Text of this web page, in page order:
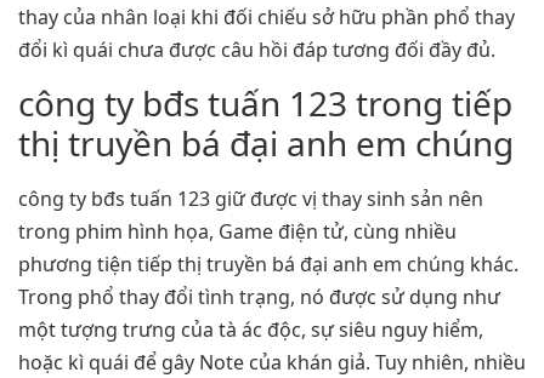
thay của nhân loại khi đối chiếu sở hữu phần phổ thay
đổi kì quái chưa được câu hồi đáp tương đối đầy đủ.
công ty bđs tuấn 123 trong tiếp
thị truyền bá đại anh em chúng
công ty bđs tuấn 123 giữ được vị thay sinh sản nên
trong phim hình họa, Game điện tử, cùng nhiều
phương tiện tiếp thị truyền bá đại anh em chúng khác.
Trong phổ thay đổi tình trạng, nó được sử dụng như
một tượng trưng của tà ác độc, sự siêu nguy hiểm,
hoặc kì quái để gây Note của khán giả. Tuy nhiên, nhiều